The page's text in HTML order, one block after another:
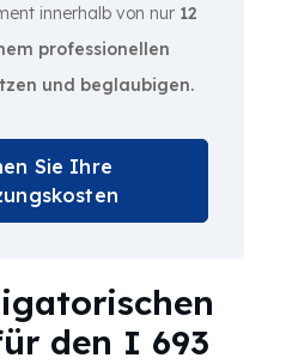
innerhalb von nur 12
professionellen
und beglaubigen.
Sie Ihre
den I 693